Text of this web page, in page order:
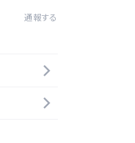
通報する